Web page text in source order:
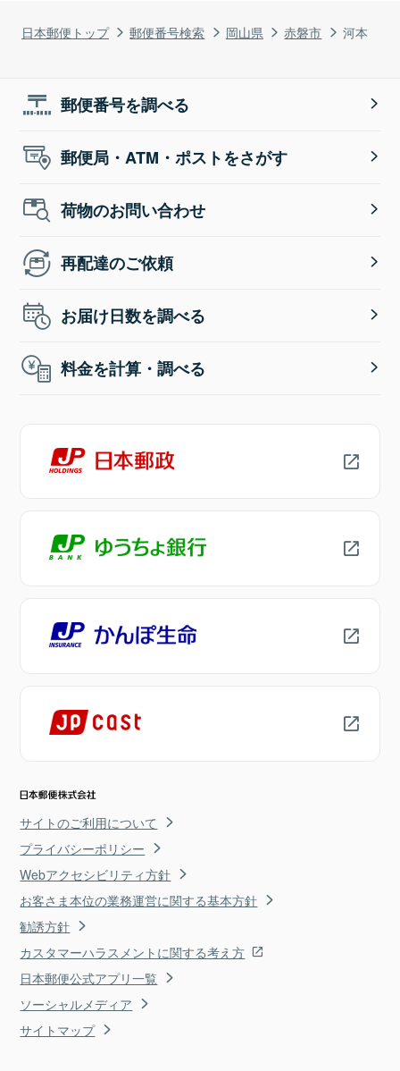
日本郵便トップ 郵便番号検索 岡山県 赤磐市 河本
郵便番号を調べる
郵便局・ATM・ポストをさがす
荷物のお問い合わせ
再配達のご依頼
お届け日数を調べる
料金を計算・調べる
サイトのご利用について
プライバシーポリシー
Webアクセシビリティ方針
お客さま本位の業務運営に関する基本方針
勧誘方針
カスタマーハラスメントに関する考え方
日本郵便公式アプリ一覧
ソーシャルメディア
サイトマップ